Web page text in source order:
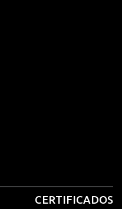
CERTIFICADOS